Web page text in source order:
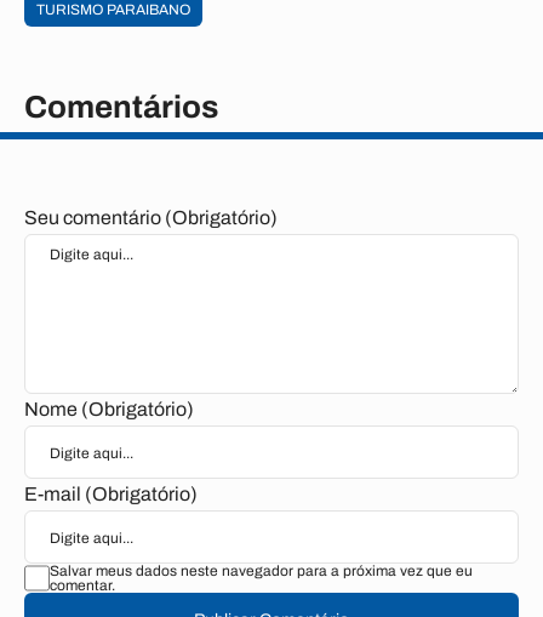
TURISMO PARAIBANO
Comentários
Seu comentário (Obrigatório)
Nome (Obrigatório)
E-mail (Obrigatório)
Salvar meus dados neste navegador para a próxima vez que eu
comentar.